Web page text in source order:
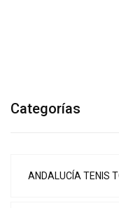
Categorías
ANDALUCÍA TENIS